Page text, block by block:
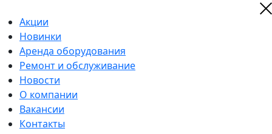
Акции
Новинки
Аренда оборудования
Ремонт и обслуживание
Новости
О компании
Вакансии
Контакты